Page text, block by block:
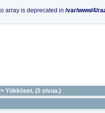
array is deprecated in /var/www/4/
> Yökköset, (5 sivua.)